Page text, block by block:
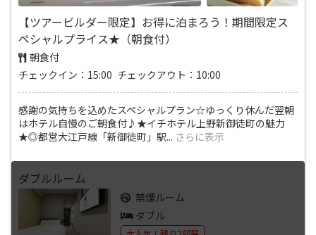
【ツアービルダー限定】お得に泊まろう！期間限定ス
ペシャルプライス★（朝食付）
朝食付
チェックイン：15:00 チェックアウト：10:00
感謝の気持ちを込めたスペシャルプラン☆ゆっくり休んだ翌朝
はホテル自慢のご朝食付♪★イチホテル上野新御徒町の魅力
★◎都営大江戸線「新御徒町」駅... さらに表示
ダブルルーム
禁煙ルーム
ダブル